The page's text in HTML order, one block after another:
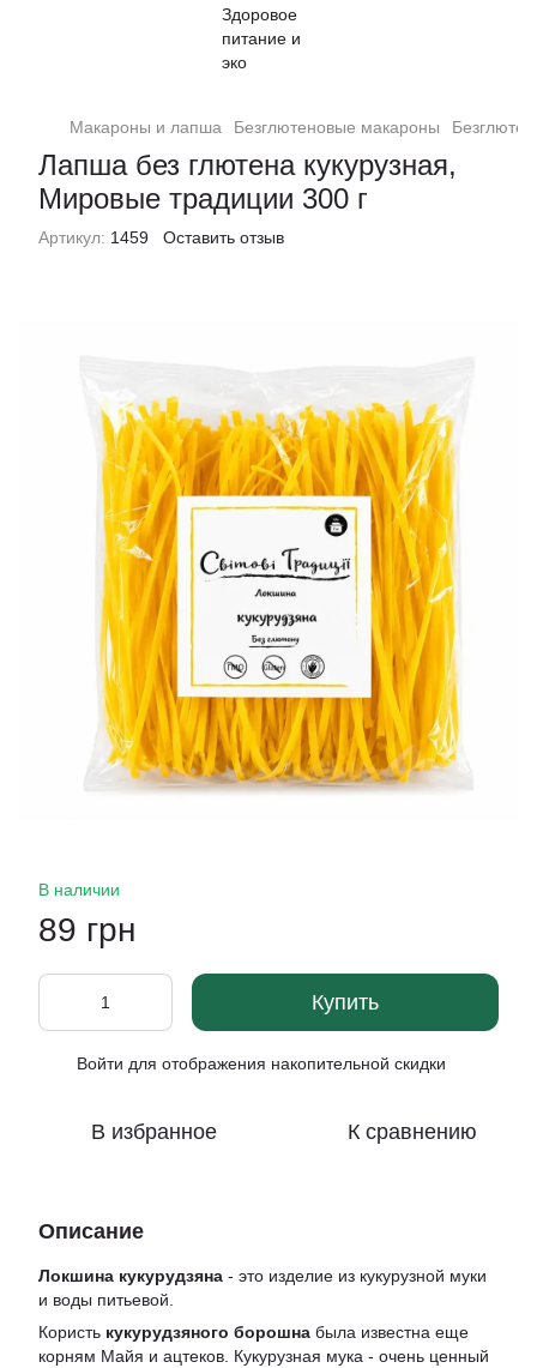
Макароны и лапша Безглютеновые макароны
Лапша без глютена кукурузная,
Мировые традиции 300 г
Артикул: 1459 Оставить отзыв
В наличии
89 грн
Купить
Войти для отображения накопительной скидки
В избранное К сравнению
Описание
Локшина кукурудзяна - это изделие из кукурузной муки
и воды питьевой.
Користь кукурудзяного борошна была известна еще
корням Майя и ацтеков. Кукурузная мука - очень ценный